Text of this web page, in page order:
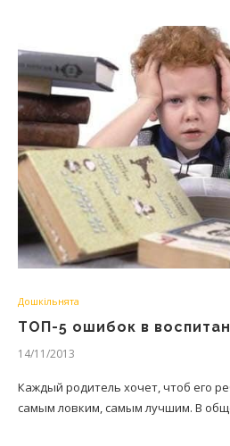
Дошкільнята
ТОП-5 ошибок в
14/11/2013
Каждый родитель хочет, чтоб его
самым ловким, самым лучшим. В